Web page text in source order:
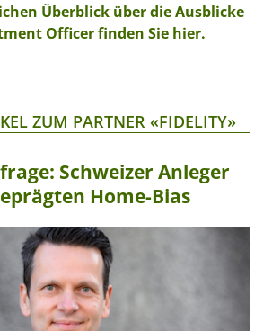
Überblick über die Ausblicke
Officer finden Sie hier.
ZUM PARTNER «FIDELITY»
Schweizer Anleger
Home-Bias